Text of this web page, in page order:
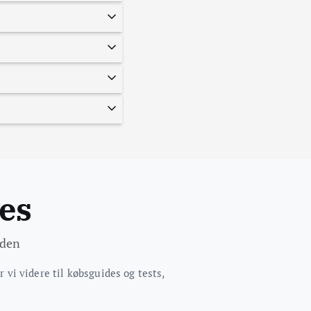
så du ved, hvad du går ind
vi dem op mod eksisterende
vi videre til købsguides og tests,